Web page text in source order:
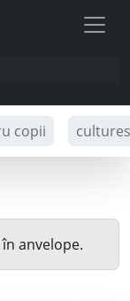
copii
anvelope.